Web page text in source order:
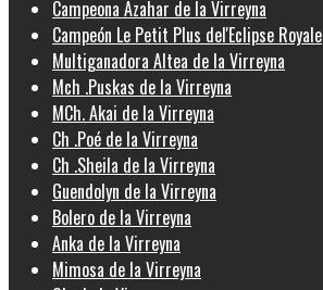
Campeona Azahar de la Virreyna
Campeón Le Petit Plus del'Eclipse Royale
Multiganadora Altea de la Virreyna
Mch .Puskas de la Virreyna
MCh. Akai de la Virreyna
Ch .Poé de la Virreyna
Ch .Sheila de la Virreyna
Guendolyn de la Virreyna
Bolero de la Virreyna
Anka de la Virreyna
Mimosa de la Virreyna